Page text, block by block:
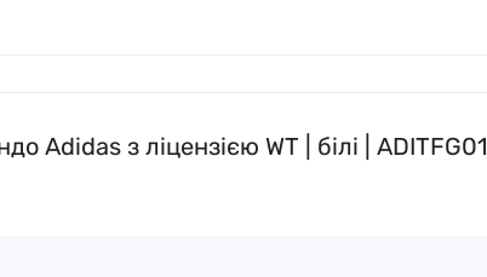
Adidas з ліцензією WT | білі | ADITFG01